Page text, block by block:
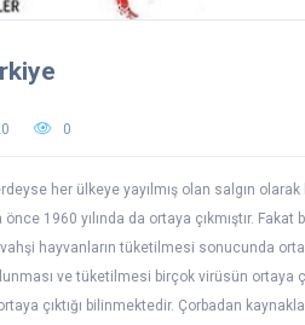
0
her ülkeye yayılmış olan salgın olarak
1960 yılında da ortaya çıkmıştır.
hayvanların tüketilmesi sonucunda
ve tüketilmesi birçok virüsün ortaya
çıktığı bilinmektedir. Çorbadan